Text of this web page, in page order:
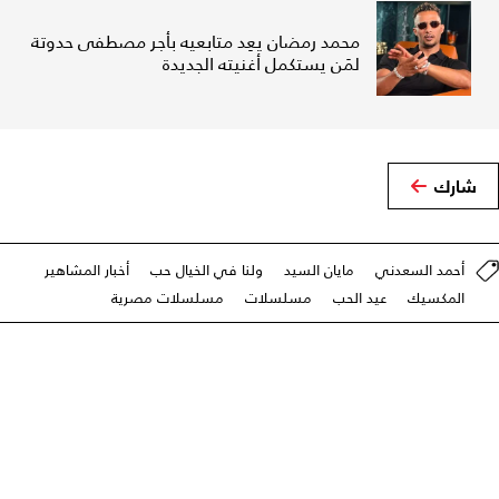
محمد رمضان يعِد متابعيه بأجر مصطفى حدوتة
لمَن يستكمل أغنيته الجديدة
شارك
أحمد السعدني مايان السيد ولنا في الخيال حب
أخبار المشاهير
المكسيك
عيد الحب مسلسلات مسلسلات مصرية